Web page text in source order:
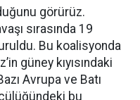
görürüz.
sırasında 19
Bu koalisyonda
güney kıyısındaki
Avrupa ve Batı
bu